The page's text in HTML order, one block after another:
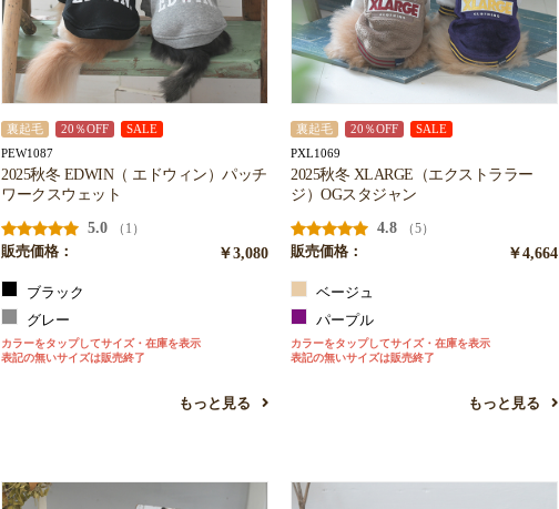
裏起毛 20％OFF SALE
PEW1087
2025秋冬 EDWIN（ エドウィン）パッチ
ワークスウェット
5.0
（1）
販売価格：
￥3,080
ブラック
グレー
カラーをタップしてサイズ・在庫を表示
表記の無いサイズは販売終了
もっと見る
裏起毛 20％OFF SALE
PXL1069
2025秋冬 XLARGE（エクストララー
ジ）OGスタジャン
4.8
（5）
販売価格：
￥4,664
ベージュ
パープル
カラーをタップしてサイズ・在庫を表示
表記の無いサイズは販売終了
もっと見る